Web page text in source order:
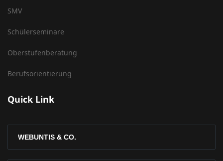
SMV
Schülerseminare
Oberstufenberatung
Berufsorientierung
Quick Link
WEBUNTIS & CO.